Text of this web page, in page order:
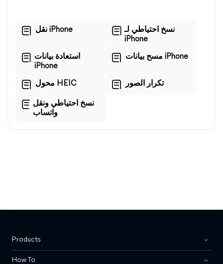
نقل iPhone
نسخ احتياطي لـ
iPhone
استعادة بيانات
iPhone
مسح بيانات iPhone
محول HEIC تكرار الصور
نسخ احتياطي ونقل
واتساب
Products
How To